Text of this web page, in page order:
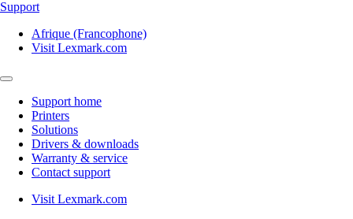
Support
Afrique (Francophone)
Visit Lexmark.com
Support home
Printers
Solutions
Drivers & downloads
Warranty & service
Contact support
Visit Lexmark.com